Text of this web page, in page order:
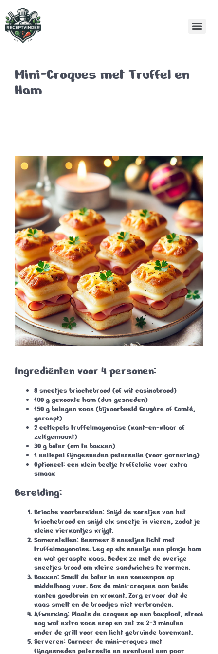
Mini-Croques met Truffel en
Ham
Ingrediënten voor 4 personen:
8 sneetjes briochebrood (of wit casinobrood)
100 g gekookte ham (dun gesneden)
150 g belegen kaas (bijvoorbeeld Gruyère of Comté,
geraspt)
2 eetlepels truffelmayonaise (kant-en-klaar of
zelfgemaakt)
30 g boter (om te bakken)
1 eetlepel fijngesneden peterselie (voor garnering)
Optioneel: een klein beetje truffelolie voor extra
smaak
Bereiding:
Brioche voorbereiden: Snijd de korstjes van het
briochebrood en snijd elk sneetje in vieren, zodat je
kleine vierkantjes krijgt.
Samenstellen: Besmeer 8 sneetjes licht met
truffelmayonaise. Leg op elk sneetje een plakje ham
en wat geraspte kaas. Bedek ze met de overige
sneetjes brood om kleine sandwiches te vormen.
Bakken: Smelt de boter in een koekenpan op
middelhoog vuur. Bak de mini-croques aan beide
kanten goudbruin en krokant. Zorg ervoor dat de
kaas smelt en de broodjes niet verbranden.
Afwerking: Plaats de croques op een bakplaat, strooi
nog wat extra kaas erop en zet ze 2-3 minuten
onder de grill voor een licht gebruinde bovenkant.
Serveren: Garneer de mini-croques met
fijngesneden peterselie en eventueel een paar